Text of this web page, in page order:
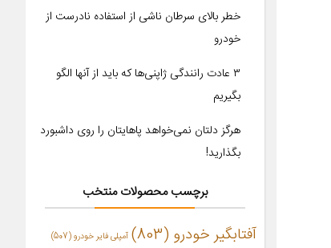
خطر بالای سرطان ناشی از استفاده نادرست از
خودرو
۳ عادت رانندگی ژاپنی‌ها که باید از آنها الگو
بگیریم
هرگز دلتان نمی‌خواهد پاهایتان را روی داشبورد
بگذارید!
برچسب محصولات منتخب
آفتابگیر خودرو (803) آمپلی فایر خودرو(507)